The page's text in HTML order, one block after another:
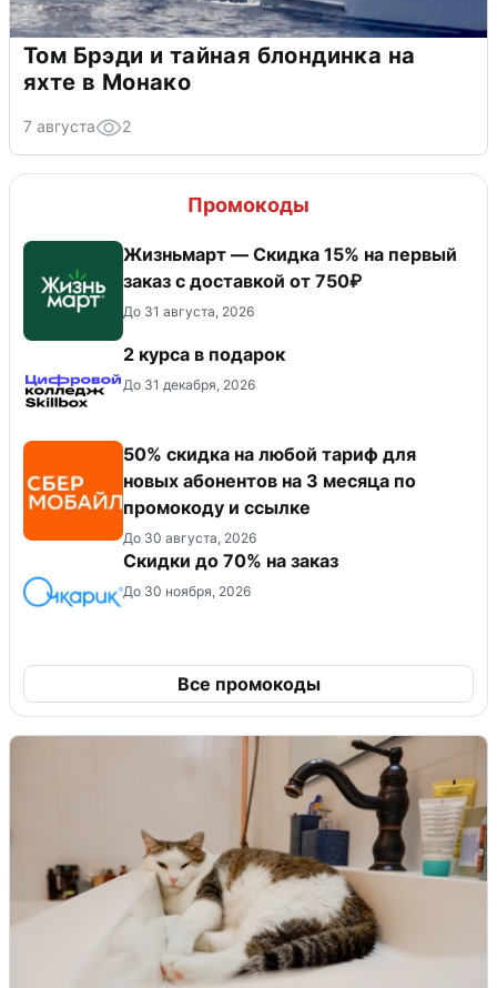
Том Брэди и тайная блондинка на
яхте в Монако
7 августа 2
Промокоды
Жизньмарт — Скидка 15% на первый
заказ с доставкой от 750₽
До 31 августа, 2026
2 курса в подарок
До 31 декабря, 2026
50% скидка на любой тариф для
новых абонентов на 3 месяца по
промокоду и ссылке
До 30 августа, 2026
Скидки до 70% на заказ
До 30 ноября, 2026
Все промокоды